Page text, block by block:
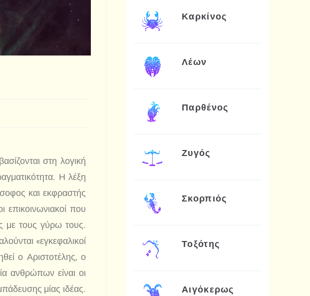
στη λογική
Η λέξη
και εκφραστής
που
με τους γύρω τους.
«εγκεφαλικοί
ο Αριστοτέλης, ο
ανθρώπων είναι οι
μίας ιδέας.
Καρκίνος
Λέων
Παρθένος
Ζυγός
Σκορπιός
Τοξότης
Αιγόκερως